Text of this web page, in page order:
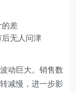
的差
后无人问津
动巨大。销售数
减慢，进一步影